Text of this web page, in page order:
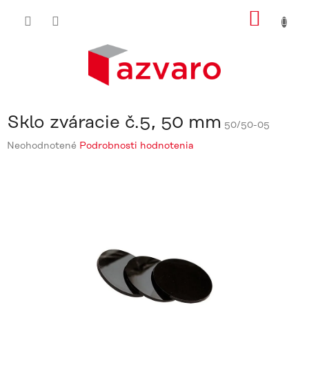
Sklo zváracie č.5, 50 mm 50/50-05
Priemerné
Neohodnotené Podrobnosti hodnotenia